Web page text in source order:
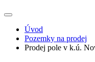
Úvod
Pozemky na prodej
Prodej pole v k.ú.